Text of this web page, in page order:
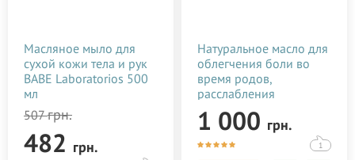
Масляное мыло для
сухой кожи тела и рук
BABE Laboratorios 500
мл
507грн.
482 грн.
Натуральное масло для
облегчения боли во
время родов,
расслабления
роженицы Baby Teva
Babybo Oil 50 мл
1 000 грн.
1